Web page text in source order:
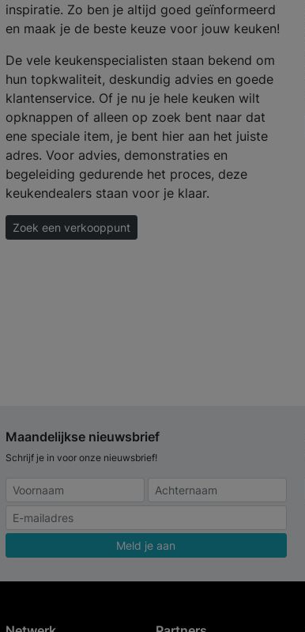
inspiratie. Zo ben je altijd goed geïnformeerd
en maak je de beste keuze voor jouw keuken!
De vele keukenspecialisten staan bekend om
hun topkwaliteit, deskundig advies en goede
klantenservice. Of je nu je hele keuken wilt
opknappen of alleen op zoek bent naar dat
ene speciale item, je bent hier aan het juiste
adres. Voor advies, demonstraties en
begeleiding gedurende het proces, deze
keukendealers staan voor je klaar.
Zoek een verkooppunt
Maandelijkse nieuwsbrief
Schrijf je in voor onze nieuwsbrief!
Meld je aan